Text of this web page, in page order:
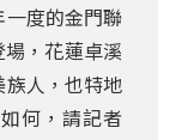
一度的金門聯
，花蓮卓溪
族人，也特地
何，請記者